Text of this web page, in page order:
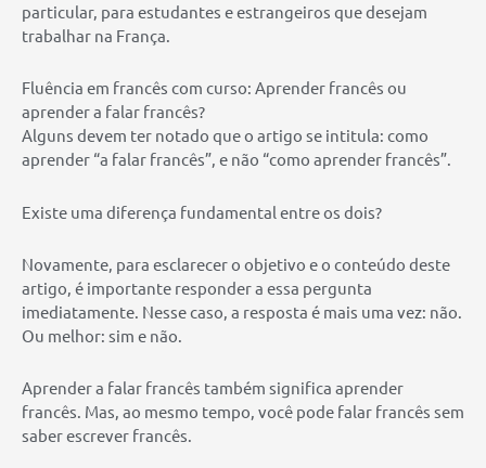
particular, para estudantes e estrangeiros que desejam
trabalhar na França.
Fluência em francês com curso: Aprender francês ou
aprender a falar francês?
Alguns devem ter notado que o artigo se intitula: como
aprender “a falar francês”, e não “como aprender francês”.
Existe uma diferença fundamental entre os dois?
Novamente, para esclarecer o objetivo e o conteúdo deste
artigo, é importante responder a essa pergunta
imediatamente. Nesse caso, a resposta é mais uma vez: não.
Ou melhor: sim e não.
Aprender a falar francês também significa aprender
francês. Mas, ao mesmo tempo, você pode falar francês sem
saber escrever francês.